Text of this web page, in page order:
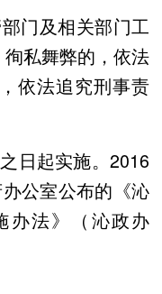
门及相关部门工
私舞弊的，依法
依法追究刑事责
起实施。2016
公室公布的《沁
办法》（沁政办